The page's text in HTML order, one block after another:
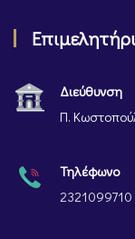
Διεύθυνση
Π.
Τηλέφωνο
2321099710